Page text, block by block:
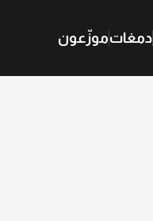
دمغاتموزّعون